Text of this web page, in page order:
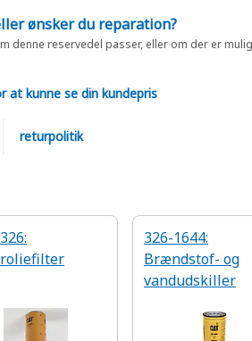
ønsker du reparation?
denne reservedel passer, eller om der er
at kunne se din kundepris
returpolitik
326-1644:
Brændstof- og
vandudskiller